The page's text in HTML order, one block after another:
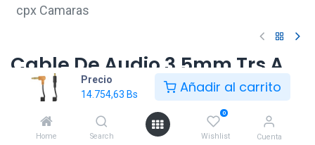
Precio
14.754,63 Bs Añadir al carrito
Home Search
0
Wishlist Cuenta
cpx Camaras
Cable De Audio 3.5mm Trs A
Trs Comica Cvm-di-cpx
Camaras